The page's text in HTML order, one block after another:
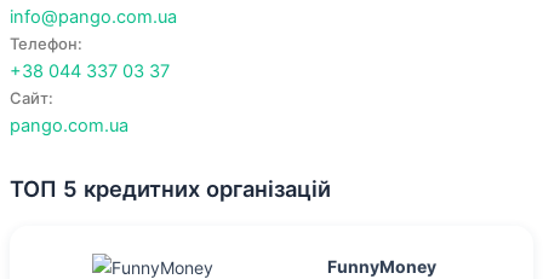
info@pango.com.ua
Телефон:
+38 044 337 03 37
Сайт:
pango.com.ua
ТОП 5 кредитних організацій
FunnyMoney